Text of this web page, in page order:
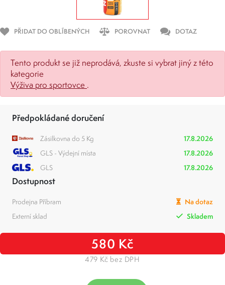
PŘIDAT DO OBLÍBENÝCH POROVNAT DOTAZ
Tento produkt se již neprodává, zkuste si vybrat jiný z této
kategorie
Výživa pro sportovce .
Předpokládané doručení
Zásilkovna do 5 Kg
17.8.2026
GLS - Výdejní místa
17.8.2026
GLS
17.8.2026
Dostupnost
Prodejna Příbram
Na dotaz
Externí sklad
Skladem
580 Kč
479 Kč bez DPH